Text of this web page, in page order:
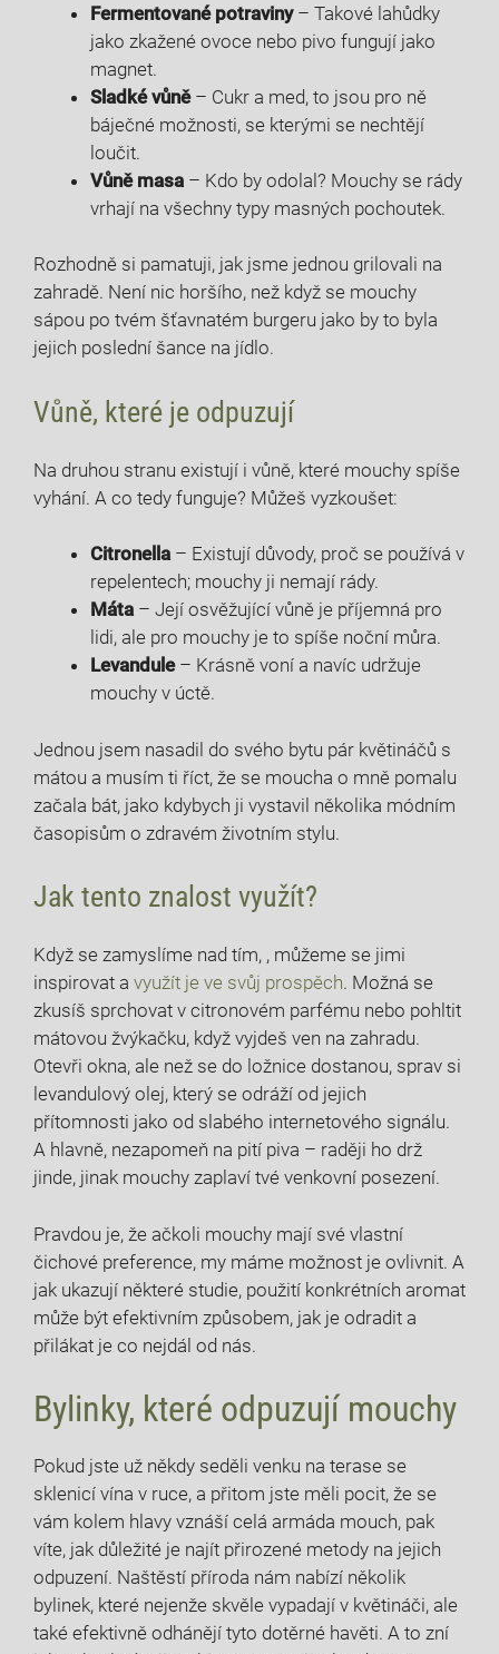
Fermentované potraviny– Takové lahůdky
jako zkažené ovoce nebo pivo fungují jako
magnet.
Sladké vůně– Cukr a med, to jsou pro ně
báječné možnosti, se kterými se nechtějí
loučit.
Vůně masa – Kdo by odolal? Mouchy se rády
vrhají na všechny typy masných pochoutek.
Rozhodně si pamatuji, jak jsme jednou grilovali na
zahradě. Není nic horšího, než když se mouchy
sápou po tvém šťavnatém burgeru jako by to byla
jejich poslední šance na jídlo.
Vůně, které je odpuzují
Na druhou stranu existují i vůně, které mouchy spíše
vyhání. A co tedy funguje? Můžeš vyzkoušet:
Citronella – Existují důvody, proč se používá v
repelentech; mouchy ji nemají rády.
Máta – Její osvěžující vůně je příjemná pro
lidi, ale pro mouchy je to spíše noční můra.
Levandule– Krásně voní a navíc udržuje
mouchy v úctě.
Jednou jsem nasadil do svého bytu pár květináčů s
mátou a musím ti říct, že se moucha o mně pomalu
začala bát, jako kdybych ji vystavil několika módním
časopisům o zdravém životním stylu.
Jak tento znalost využít?
Když se zamyslíme nad tím, , můžeme se jimi
inspirovat a využít je ve svůj prospěch. Možná se
zkusíš sprchovat v citronovém parfému nebo pohltit
mátovou žvýkačku, když vyjdeš ven na zahradu.
Otevři okna, ale než se do ložnice dostanou, sprav si
levandulový olej, který se odráží od jejich
přítomnosti jako od slabého internetového signálu.
A hlavně, nezapomeň na pití piva – raději ho drž
jinde, jinak mouchy zaplaví tvé venkovní posezení.
Pravdou je, že ačkoli mouchy mají své vlastní
čichové preference, my máme možnost je ovlivnit. A
jak ukazují některé studie, použití konkrétních aromat
může být efektivním způsobem, jak je odradit a
přilákat je co nejdál od nás.
Bylinky, které odpuzují mouchy
Pokud jste už někdy seděli venku na terase se
sklenicí vína v ruce, a přitom jste měli pocit, že se
vám kolem hlavy vznáší celá armáda mouch, pak
víte, jak důležité je najít přirozené metody na jejich
odpuzení. Naštěstí příroda nám nabízí několik
bylinek, které nejenže skvěle vypadají v květináči, ale
také efektivně odhánějí tyto dotěrné havěti. A to zní